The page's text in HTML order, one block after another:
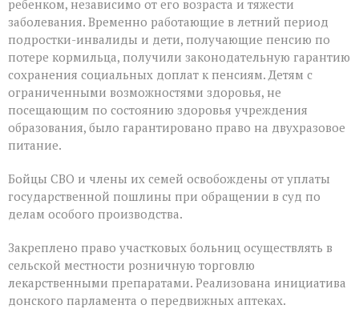
ребенком, независимо от его возраста и тяжести
заболевания. Временно работающие в летний период
подростки-инвалиды и дети, получающие пенсию по
потере кормильца, получили законодательную гарантию
сохранения социальных доплат к пенсиям. Детям с
ограниченными возможностями здоровья, не
посещающим по состоянию здоровья учреждения
образования, было гарантировано право на двухразовое
питание.
Бойцы СВО и члены их семей освобождены от уплаты
государственной пошлины при обращении в суд по
делам особого производства.
Закреплено право участковых больниц осуществлять в
сельской местности розничную торговлю
лекарственными препаратами. Реализована инициатива
донского парламента о передвижных аптеках.